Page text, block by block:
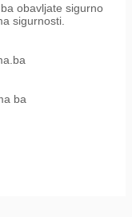
obavljate sigurno
sigurnosti.
ba